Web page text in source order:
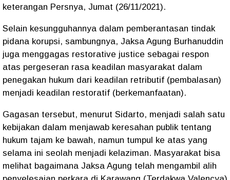
keterangan Persnya, Jumat (26/11/2021).
Selain kesungguhannya dalam pemberantasan tindak
pidana korupsi, sambungnya, Jaksa Agung Burhanuddin
juga menggagas restorative justice sebagai respon
atas pergeseran rasa keadilan masyarakat dalam
penegakan hukum dari keadilan retributif (pembalasan)
menjadi keadilan restoratif (berkemanfaatan).
Gagasan tersebut, menurut Sidarto, menjadi salah satu
kebijakan dalam menjawab keresahan publik tentang
hukum tajam ke bawah, namun tumpul ke atas yang
selama ini seolah menjadi kelaziman. Masyarakat bisa
melihat bagaimana Jaksa Agung telah mengambil alih